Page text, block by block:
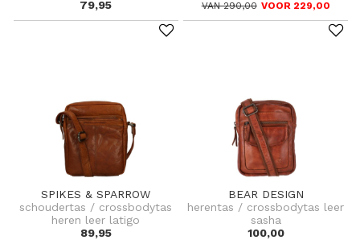
79,95 VAN 290,00 VOOR 229,00
SPIKES & SPARROW
schoudertas / crossbodytas
heren leer latigo
89,95
BEAR DESIGN
herentas / crossbodytas leer
sasha
100,00